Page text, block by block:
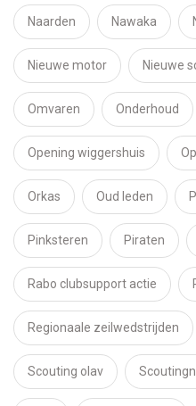
Naarden Nawaka
Nieuwe motor Nieuwe
Omvaren Onderhoud
Opening wiggershuis
Orkas Oud leden
Pinksteren Piraten
Rabo clubsupport actie
Regionaale zeilwedstrijden
Scouting olav